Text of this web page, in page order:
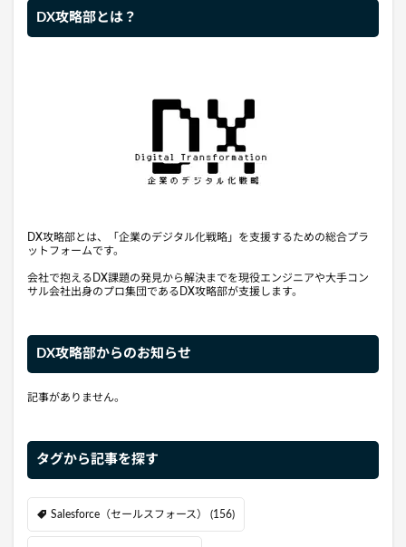
DX攻略部とは？
DX攻略部とは、「企業のデジタル化戦略」を支援するための総合プラ
ットフォームです。
会社で抱えるDX課題の発見から解決までを現役エンジニアや大手コン
サル会社出身のプロ集団であるDX攻略部が支援します。
DX攻略部からのお知らせ
記事がありません。
タグから記事を探す
Salesforce（セールスフォース） (156)